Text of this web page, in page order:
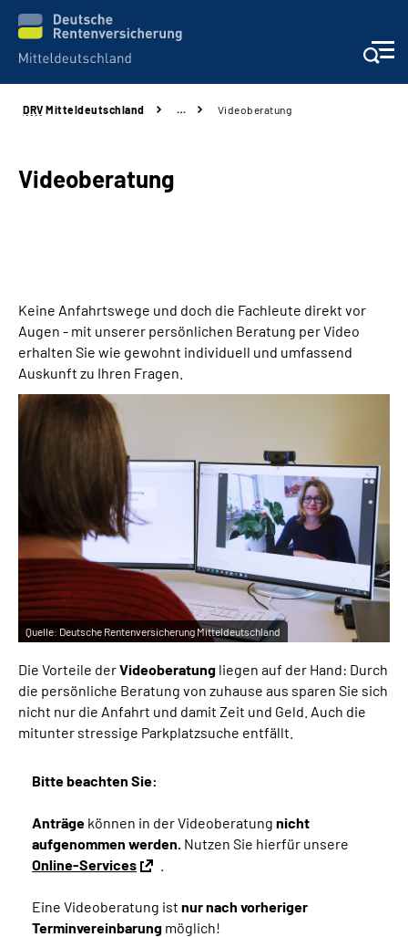
Aktuelles
Beratung und Kontakt
Presse
Über uns
Online-Services
Inhalte in Gebärdensprache (DGS)
Leichte Sprache
Suche
DRV Mitteldeutschland … Videoberatung
Videoberatung
Keine Anfahrtswege und doch die Fachleute direkt vor
Augen - mit unserer persönlichen Beratung per Video
erhalten Sie wie gewohnt individuell und umfassend
Auskunft zu Ihren Fragen.
Quelle: Deutsche Rentenversicherung Mitteldeutschland
Die Vorteile derVideoberatung liegen auf der Hand: Durch
die persönliche Beratung von zuhause aus sparen Sie sich
nicht nur die Anfahrt und damit Zeit und Geld. Auch die
mitunter stressige Parkplatzsuche entfällt.
Bitte beachten Sie:
Anträge können in der Videoberatung nicht
aufgenommen werden. Nutzen Sie hierfür unsere
Online-Services
Eine Videoberatung ist nur nach vorheriger
Terminvereinbarung möglich!